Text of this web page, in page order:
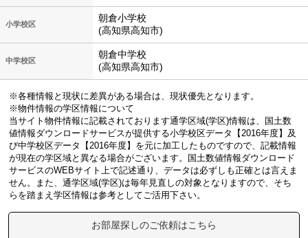
小学校区
朝倉小学校
(高知県高知市)
中学校区
朝倉中学校
(高知県高知市)
※各種情報と現状に差異がある場合は、現状優先となります。
※物件情報の学区情報について
当サイト物件情報に記載されております通学区域(学区)情報は、国土数
値情報ダウンロードサービスが提供する小学校区データ【2016年度】及
び中学校区データ【2016年度】を元に加工したものですので、記載情報
が現在の学区域と異なる場合がございます。国土数値情報ダウンロード
サービスのWEBサイト上で記述通り、データは必ずしも正確とは言えま
せん。また、通学区域(学区)は毎年見直しの対象となりますので、そち
らを踏まえ学区情報は参考としてご活用下さい。
お部屋探しのご依頼はこちら